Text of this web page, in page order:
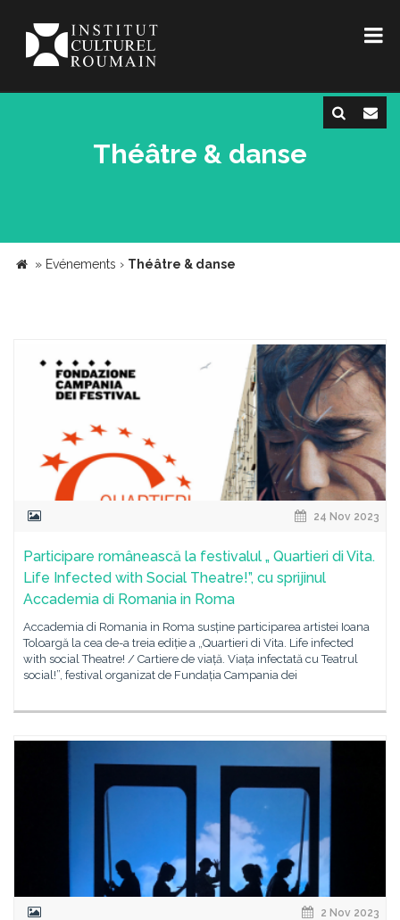
Théâtre & danse
» Evénements › Théâtre & danse
24 Nov 2023
Participare românească la festivalul „ Quartieri di Vita.
Life Infected with Social Theatre!”, cu sprijinul
Accademia di Romania in Roma
Accademia di Romania in Roma susține participarea artistei Ioana
Toloargă la cea de-a treia ediție a „Quartieri di Vita. Life infected
with social Theatre! / Cartiere de viață. Viața infectată cu Teatrul
social!”, festival organizat de Fundația Campania dei
2 Nov 2023